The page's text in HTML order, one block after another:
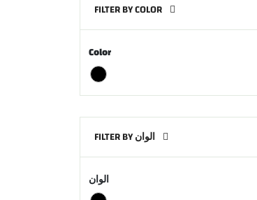
FILTER BY COLOR
Color
الوان